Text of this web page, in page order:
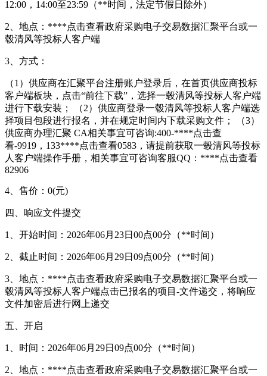
12:00，14:00至23:59（**时间，法定节假日除外）
2、地点：****点击查看政府采购电子交易数据汇聚平台或一
毂清风等投标人客户端
3、方式：
（1）供应商在汇聚平台注册账户登录后，在首页供应商投标
客户端板块，点击“前往下载”，选择一毂清风等投标人客户端
进行下载安装； （2）供应商登录一毂清风等投标人客户端选
择项目包段进行报名，并在规定时间内下载采购文件； （3）
供应商办理汇聚 CA相关事宜可咨询:400-****点击查
看-9919，133****点击查看0583，请提前获取一毂清风等投标
人客户端操作手册，相关事宜可咨询客服QQ：****点击查看
82906
4、售价：0(元)
四、响应文件提交
1、开始时间：2026年06月23日00点00分（**时间）
2、截止时间：2026年06月29日09点00分（**时间）
3、地点：****点击查看政府采购电子交易数据汇聚平台或一
毂清风等投标人客户端点击已报名的项目-文件递交，将响应
文件加密后进行网上递交
五、开启
1、时间：2026年06月29日09点00分（**时间）
2、地点：****点击查看政府采购电子交易数据汇聚平台或一